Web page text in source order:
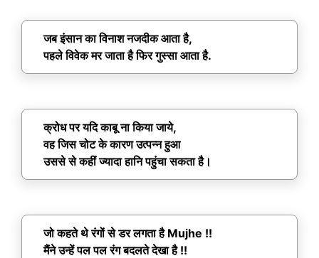
जब इंसान का विनाश नजदीक आता है,
पहले विवेक मर जाता है फिर गुस्सा आता है.
क्रोध पर यदि काबू ना किया जाये,
वह जिस चोट के कारण उत्पन्न हुआ
उससे से कहीं ज्यादा हानि पहुंचा सकता है।
जो कहते थे रंगों से डर लगता है Mujhe !!
मैंने उन्हें पल पल रंग बदलते देखा है !!